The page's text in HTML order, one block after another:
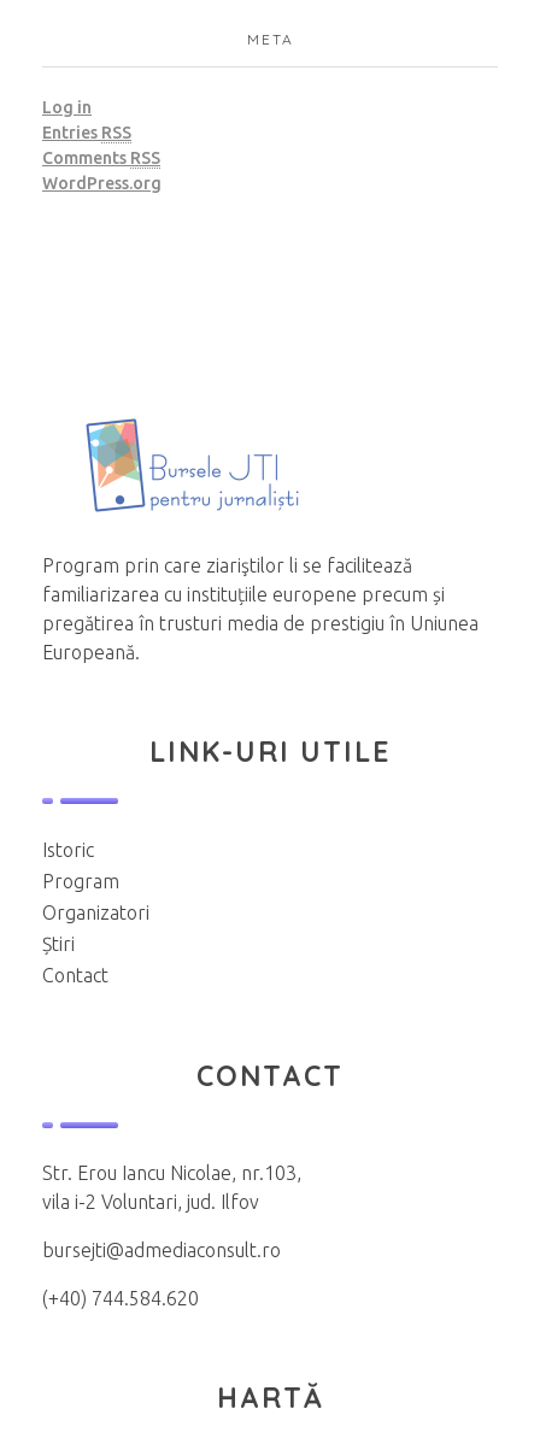
META
Log in
Entries RSS
Comments RSS
WordPress.org
Program prin care ziariştilor li se facilitează
familiarizarea cu instituțiile europene precum și
pregătirea în trusturi media de prestigiu în Uniunea
Europeană.
LINK-URI UTILE
Istoric
Program
Organizatori
Știri
Contact
CONTACT
Str. Erou Iancu Nicolae, nr.103,
vila i-2 Voluntari, jud. Ilfov
bursejti@admediaconsult.ro
(+40) 744.584.620
HARTĂ